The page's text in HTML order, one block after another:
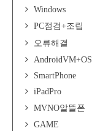
Windows
PC점검+조립
오류해결
AndroidVM+OS
SmartPhone
iPadPro
MVNO알뜰폰
GAME